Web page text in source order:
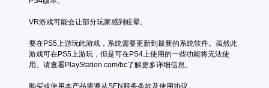
VR游戏可能会让部分玩家感到眩晕。
要在PS5上游玩此游戏，系统需要更新到最新的系统软件。虽然此
游戏可在PS5上游玩，但是可在PS4上使用的一些功能将无法使
用。请查看PlayStation.com/bc了解更多详细信息。